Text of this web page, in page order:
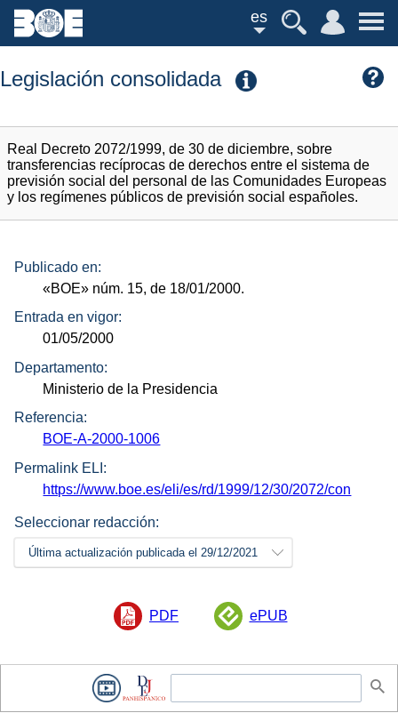
es
Legislación consolidada
Real Decreto 2072/1999, de 30 de diciembre, sobre
transferencias recíprocas de derechos entre el sistema de
previsión social del personal de las Comunidades Europeas
y los regímenes públicos de previsión social españoles.
Publicado en:
«BOE» núm. 15, de 18/01/2000.
Entrada en vigor:
01/05/2000
Departamento:
Ministerio de la Presidencia
Referencia:
BOE-A-2000-1006
Permalink ELI:
https://www.boe.es/eli/es/rd/1999/12/30/2072/con
Seleccionar redacción:
Última actualización publicada el 29/12/2021
PDF ePUB